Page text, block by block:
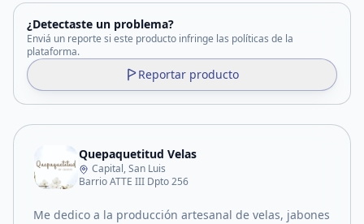
¿Detectaste un problema?
Enviá un reporte si este producto infringe las políticas de la
plataforma.
Reportar producto
Quepaquetitud Velas
Capital, San Luis
Barrio ATTE III Dpto 256
Me dedico a la producción artesanal de velas, jabones